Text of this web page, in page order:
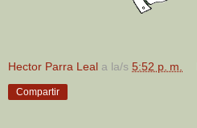
Hector Parra Leal a la/s 5:52 p. m.
Compartir